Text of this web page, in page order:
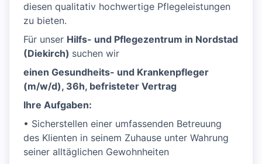
diesen qualitativ hochwertige Pflegeleistungen
zu bieten.
Für unser Hilfs- und Pflegezentrum in Nordstad
(Diekirch) suchen wir
einen Gesundheits- und Krankenpfleger
(m/w/d), 36h, befristeter Vertrag
Ihre Aufgaben:
• Sicherstellen einer umfassenden Betreuung
des Klienten in seinem Zuhause unter Wahrung
seiner alltäglichen Gewohnheiten